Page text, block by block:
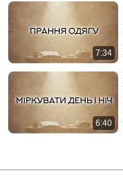
7:34
6:40